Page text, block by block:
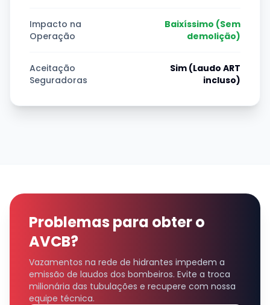
Impacto na
Operação
Baixíssimo (Sem
demolição)
Aceitação
Seguradoras
Sim (Laudo ART
incluso)
Problemas para obter o
AVCB?
Vazamentos na rede de hidrantes impedem a
emissão de laudos dos bombeiros. Evite a troca
milionária das tubulações e recupere com nossa
equipe técnica.